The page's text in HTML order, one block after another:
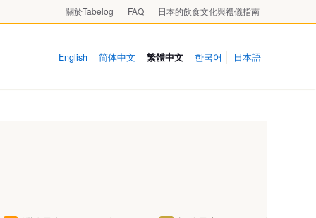
關於Tabelog FAQ 日本的飲食文化與禮儀指南
English 简体中文 繁體中文 한국어 日本語